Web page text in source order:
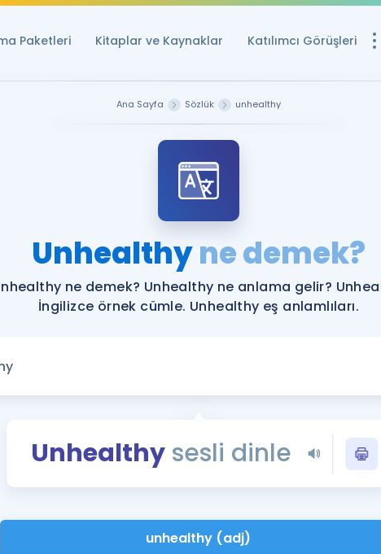
Paketleri Kitaplar ve Kaynaklar Katılımcı Görüşleri
YDS ve YÖKDİL
YDS ve YÖKDİL'e
Tüm ÖSYM
YDS - YÖKDİL
İngilizce
Ana Sayfa Sözlük unhealthy
Unhealthyne demek?
ne demek? Unhealthy ne anlama gelir?
İngilizce örnek cümle. Unhealthy eş anlamlıları.
Unhealthy sesli dinle
unhealthy (adj)